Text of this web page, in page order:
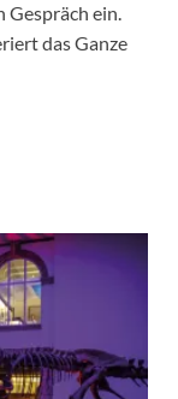
Gespräch ein.
das Ganze